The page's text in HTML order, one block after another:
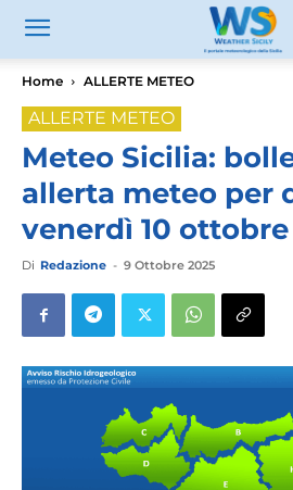
Home ALLERTE METEO
ALLERTE METEO
Meteo Sicilia:
allerta meteo per
venerdì 10 ottobre
Di Redazione - 9 Ottobre 2025